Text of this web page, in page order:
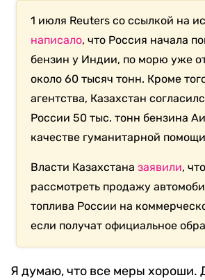
1 июля Reuters со ссылкой на
написало, что Россия начала
бензин у Индии, по морю уже
около 60 тысяч тонн. Кроме
агентства, Казахстан
России 50 тыс. тонн бензина
качестве гуманитарной
Власти Казахстаназаявили,
рассмотреть продажу
топлива России на
если получат официальное
Я думаю, что все меры хороши.